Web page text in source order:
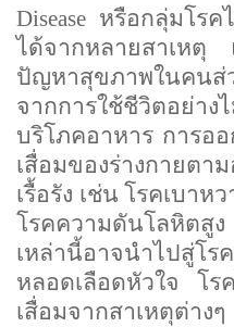
Disease หรือกลุ่มโรค
ได้จากหลายสาเหตุ
ปัญหาสุขภาพในคนส่
จากการใช้ชีวิตอย่า
บริโภคอาหาร การอ
เสื่อมของร่างกายต
เรื้อรัง เช่น โรคเบาห
โรคความดันโลหิตสูง
เหล่านี้อาจนำไปสู่โร
หลอดเลือดหัวใจ โร
เสื่อมจากสาเหตุต่